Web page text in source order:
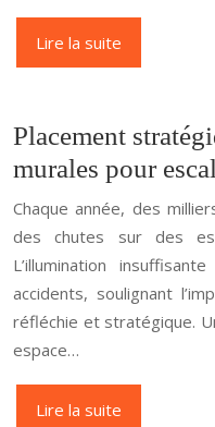
Lire la suite
Placement
murales pour
Chaque année, des
des chutes sur des
L’illumination
accidents, soulignant
réfléchie et stratégique.
espace…
Lire la suite